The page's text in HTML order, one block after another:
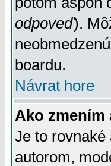
odpoveď).
boardu.
Návrat hore
Ako zmením
Je to
autorom,